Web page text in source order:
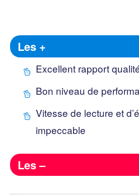
Les +
Excellent rapport
Bon niveau de
Vitesse de lecture et
impeccable
Les –